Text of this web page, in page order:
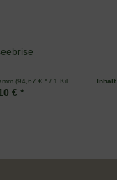
(94,67 € * / 1 Kilogramm)
€ *
Inhalt